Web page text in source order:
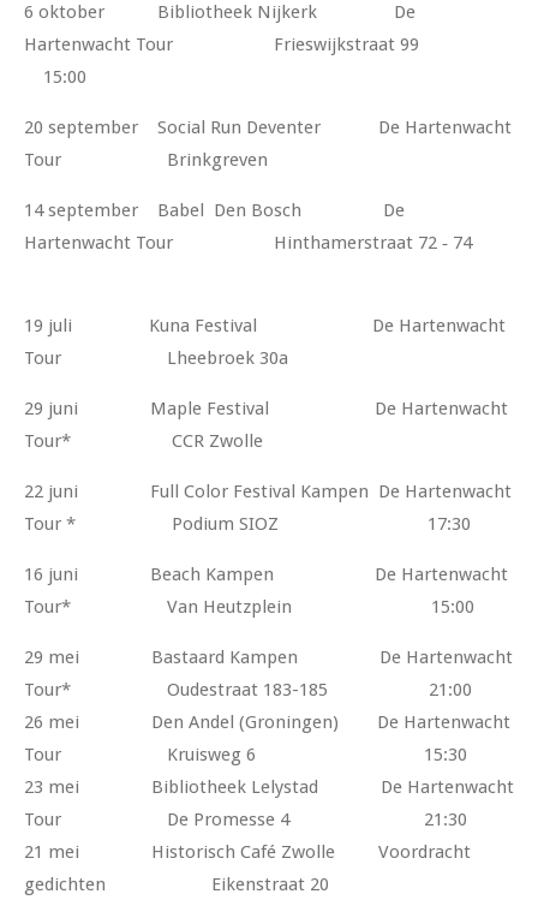
6 oktober Bibliotheek Nijkerk De
Hartenwacht Tour Frieswijkstraat 99
15:00
20 september Social Run Deventer De Hartenwacht
Tour Brinkgreven
14 september Babel Den Bosch De
Hartenwacht Tour Hinthamerstraat 72 ‑ 74
19 juli Kuna Festival De Hartenwacht
Tour Lheebroek 30a
29 juni Maple Festival De Hartenwacht
Tour* CCR Zwolle
22 juni Full Color Festival Kampen De Hartenwacht
Tour * Podium SIOZ 17:30
16 juni Beach Kampen De Hartenwacht
Tour* Van Heutzplein 15:00
29 mei Bastaard Kampen De Hartenwacht
Tour* Oudestraat 183-185 21:00
26 mei Den Andel (Groningen) De Hartenwacht
Tour Kruisweg 6 15:30
23 mei Bibliotheek Lelystad De Hartenwacht
Tour De Promesse 4 21:30
21 mei Historisch Café Zwolle Voordracht
gedichten Eikenstraat 20